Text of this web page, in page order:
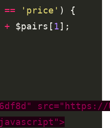
== 'price'
+ $pairs[ 1